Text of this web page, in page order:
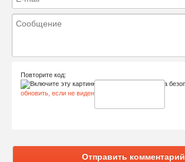
Повторите код:
обновить, если не виден код
Отправить комментарий